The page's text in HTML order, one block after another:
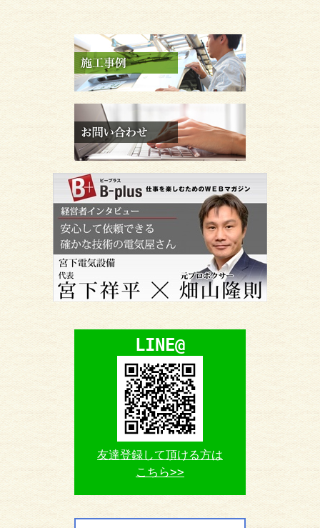
LINE@
友達登録して頂ける方は
こちら>>